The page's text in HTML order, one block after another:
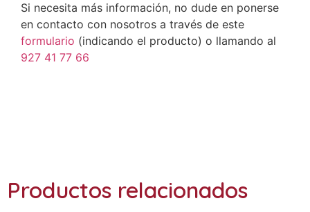
Si necesita más información, no dude en ponerse
en contacto con nosotros a través de este
formulario (indicando el producto) o llamando al
927 41 77 66
Productos relacionados